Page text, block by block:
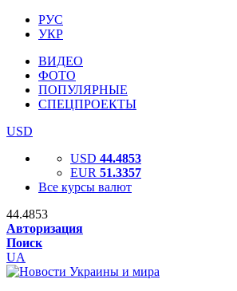
РУС
УКР
ВИДЕО
ФОТО
ПОПУЛЯРНЫЕ
СПЕЦПРОЕКТЫ
USD
USD 44.4853
EUR 51.3357
Все курсы валют
44.4853
Авторизация
Поиск
UA